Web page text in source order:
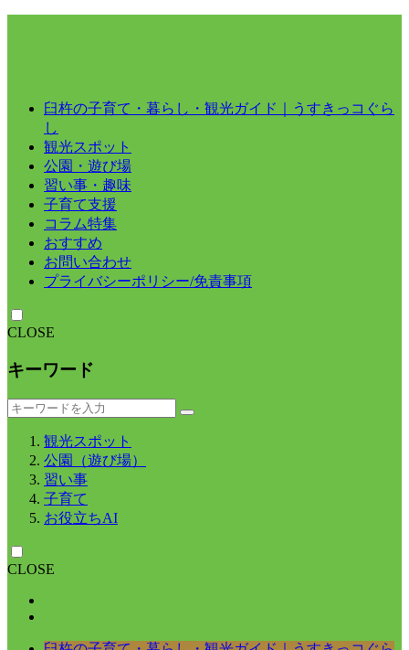
臼杵の子育て・暮らし・観光ガイド｜うすきっコぐら
し
観光スポット
公園・遊び場
習い事・趣味
子育て支援
コラム特集
おすすめ
お問い合わせ
プライバシーポリシー/免責事項
CLOSE
キーワード
観光スポット
公園（遊び場）
習い事
子育て
お役立ちAI
CLOSE